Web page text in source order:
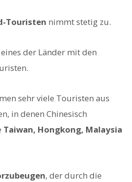
Touristen nimmt stetig zu.
der Länder mit den
sehr viele Touristen aus
in denen Chinesisch
Taiwan, Hongkong, Malaysia
, der durch die